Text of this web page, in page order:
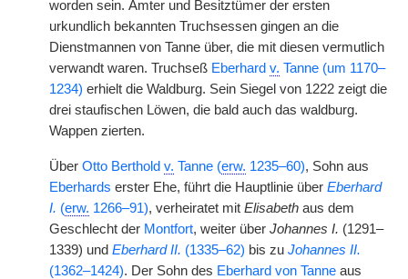
worden sein. Ämter und Besitztümer der ersten
urkundlich bekannten Truchsessen gingen an die
Dienstmannen von Tanne über, die mit diesen vermutlich
verwandt waren. Truchseß Eberhard v. Tanne (um 1170–
1234) erhielt die Waldburg. Sein Siegel von 1222 zeigt die
drei staufischen Löwen, die bald auch das waldburg.
Wappen zierten.
Über Otto Berthold v. Tanne (erw. 1235–60), Sohn aus
Eberhards erster Ehe, führt die Hauptlinie über Eberhard
I. (erw. 1266–91), verheiratet mit Elisabeth aus dem
Geschlecht der Montfort, weiter über Johannes I. (1291–
1339) und Eberhard II. (1335–62) bis zu Johannes II.
(1362–1424). Der Sohn des Eberhard von Tanne aus